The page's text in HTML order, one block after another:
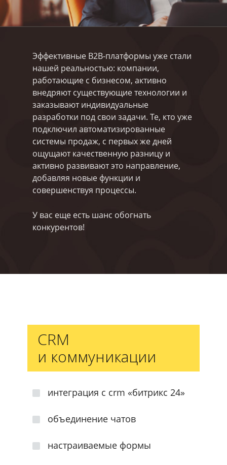
Эффективные B2B-платформы уже стали
нашей реальностью: компании,
работающие с бизнесом, активно
внедряют существующие технологии и
заказывают индивидуальные
разработки под свои задачи. Те, кто уже
подключил автоматизированные
системы продаж, с первых же дней
ощущают качественную разницу и
активно развивают это направление,
добавляя новые функции и
совершенствуя процессы.
У вас еще есть шанс обогнать
конкурентов!
CRM
и коммуникации
интеграция с crm «битрикс 24»
объединение чатов
настраиваемые формы